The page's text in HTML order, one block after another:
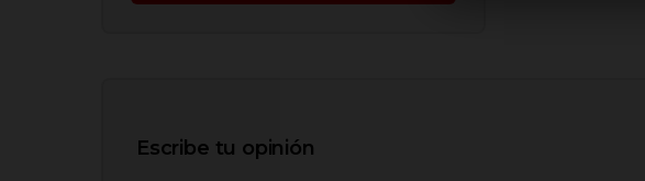
Escribe tu opinión